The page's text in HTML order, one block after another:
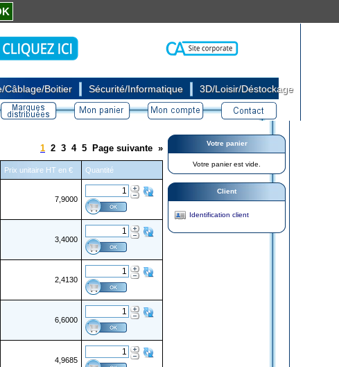
Câblage/Boitier Sécurité/Informatique 3D/Loisir/Déstockage
1 2 3 4 5 Page suivante »
Prix unitaire HT en € Quantité
7,9000
3,4000
2,4130
6,6000
4,9685
Votre panier
Votre panier est vide.
Client
Identification client